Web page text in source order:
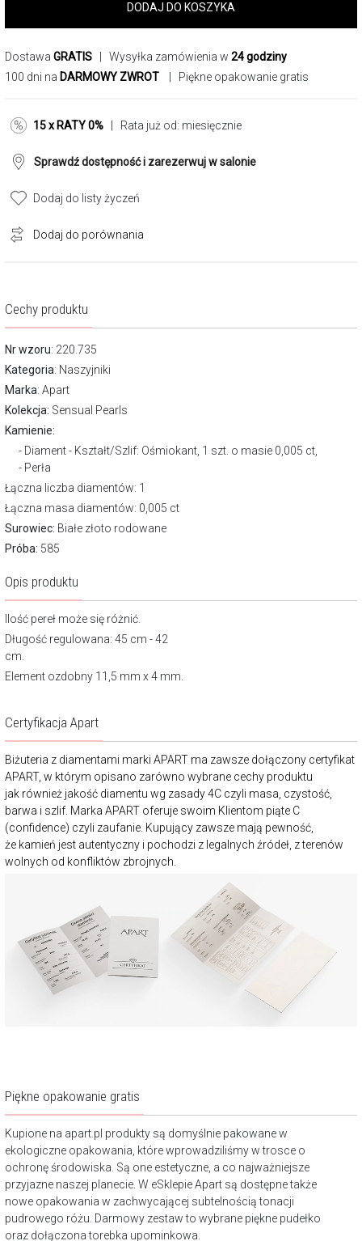
DODAJ DO KOSZYKA
Dostawa GRATIS | Wysyłka zamówienia w 24 godziny
100 dni na DARMOWY ZWROT | Piękne opakowanie gratis
15 x RATY 0% | Rata już od: miesięcznie
Sprawdź dostępność i zarezerwuj w salonie
Dodaj do listy życzeń
Dodaj do porównania
Cechy produktu
Nr wzoru: 220.735
Kategoria: Naszyjniki
Marka: Apart
Kolekcja: Sensual Pearls
Kamienie:
Diament - Kształt/Szlif: Ośmiokant, 1 szt. o masie 0,005 ct,
Perła
Łączna liczba diamentów: 1
Łączna masa diamentów: 0,005 ct
Surowiec: Białe złoto rodowane
Próba: 585
Opis produktu
Ilość pereł może się różnić.
Długość regulowana: 45 cm - 42
cm.
Element ozdobny 11,5 mm x 4 mm.
Certyfikacja Apart
Biżuteria z diamentami marki APART ma zawsze dołączony certyfikat
APART, w którym opisano zarówno wybrane cechy produktu
jak również jakość diamentu wg zasady 4C czyli masa, czystość,
barwa i szlif. Marka APART oferuje swoim Klientom piąte C
(confidence) czyli zaufanie. Kupujący zawsze mają pewność,
że kamień jest autentyczny i pochodzi z legalnych źródeł, z terenów
wolnych od konfliktów zbrojnych.
Piękne opakowanie gratis
Kupione na apart.pl produkty są domyślnie pakowane w
ekologiczne opakowania, które wprowadziliśmy w trosce o
ochronę środowiska. Są one estetyczne, a co najważniejsze
przyjazne naszej planecie. W eSklepie Apart są dostępne także
nowe opakowania w zachwycającej subtelnością tonacji
pudrowego różu. Darmowy zestaw to wybrane piękne pudełko
oraz dołączona torebka upominkowa.